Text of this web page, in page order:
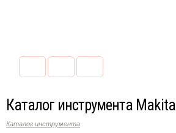
Каталог инструмента Makita
Каталог инструмента